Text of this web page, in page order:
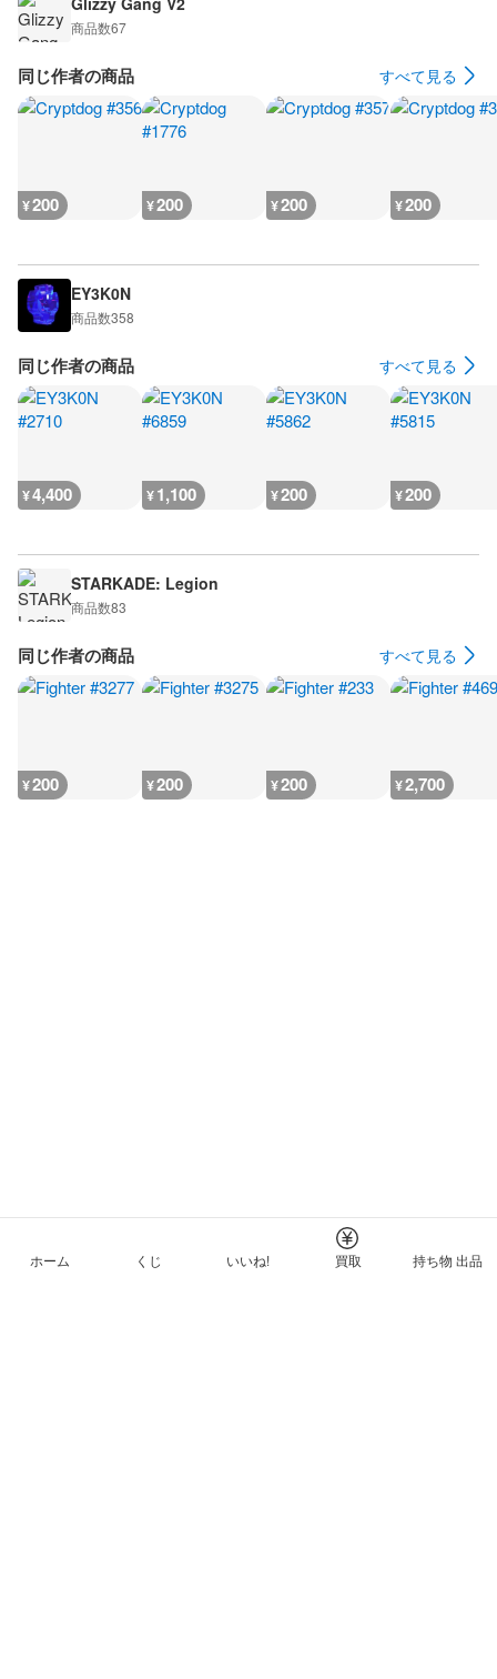
商品数67
同じ作者の商品 すべて見る
¥200 ¥200 ¥200 ¥200
EY3K0N
商品数358
同じ作者の商品 すべて見る
¥4,400 ¥1,100 ¥200 ¥200
STARKADE: Legion
商品数83
同じ作者の商品 すべて見る
¥200 ¥200 ¥200 ¥2,700
ホーム くじ いいね! 買取 持ち物 出品